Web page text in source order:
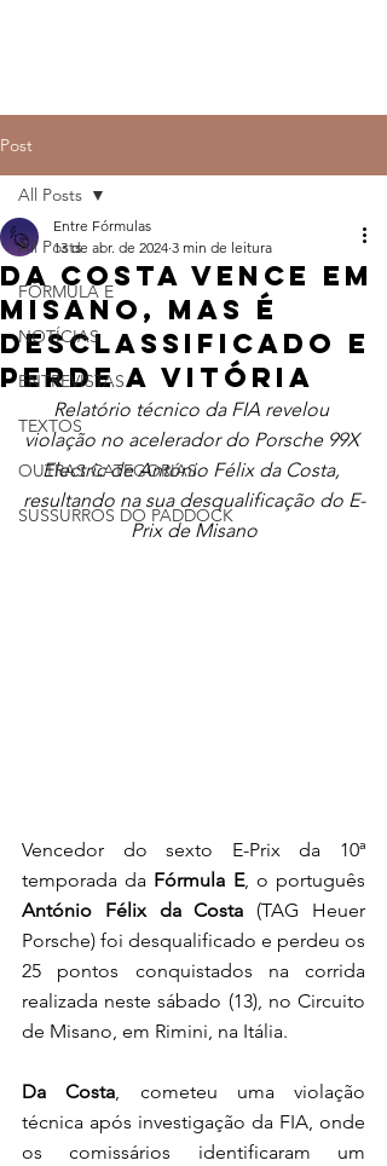
Post
All Posts
FÓRMULA E
NOTÍCIAS
ENTREVISTAS
TEXTOS
OUTRAS CATEGORIAS
SUSSURROS DO PADDOCK
All Posts
Da Costa vence em
Misano, mas é
desclassificado e
perde a vitória
Entre Fórmulas
13 de abr. de 2024 3 min de leitura
Relatório técnico da FIA revelou
violação no acelerador do Porsche 99X
Electric de António Félix da Costa,
resultando na sua desqualificação do E-
Prix de Misano
Vencedor do sexto E-Prix da 10ª
temporada da Fórmula E
António Félix da Costa (TAG Heuer
Porsche) foi desqualificado e perdeu os
25 pontos conquistados na corrida
realizada neste sábado (13), no Circuito
de Misano, em Rimini, na Itália.
Da Costa, cometeu uma violação
técnica após investigação da FIA, onde
os comissários identificaram um